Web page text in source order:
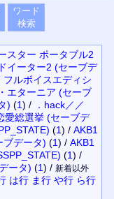
ワード
検索
スター ポータブル2
イーター2 (セーブデ
ルボイスエディシ
エターニア (セーブ
) (1) /
．hack／／
愛総選挙 (セーブデ
(1) / AKB1
データ) (1) / AKB1
(1) /
ータ) (1) / 新着以外
は行 ま行 や行 ら行